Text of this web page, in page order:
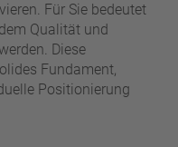
Für Sie bedeutet
Qualität und
Diese
Fundament,
Positionierung